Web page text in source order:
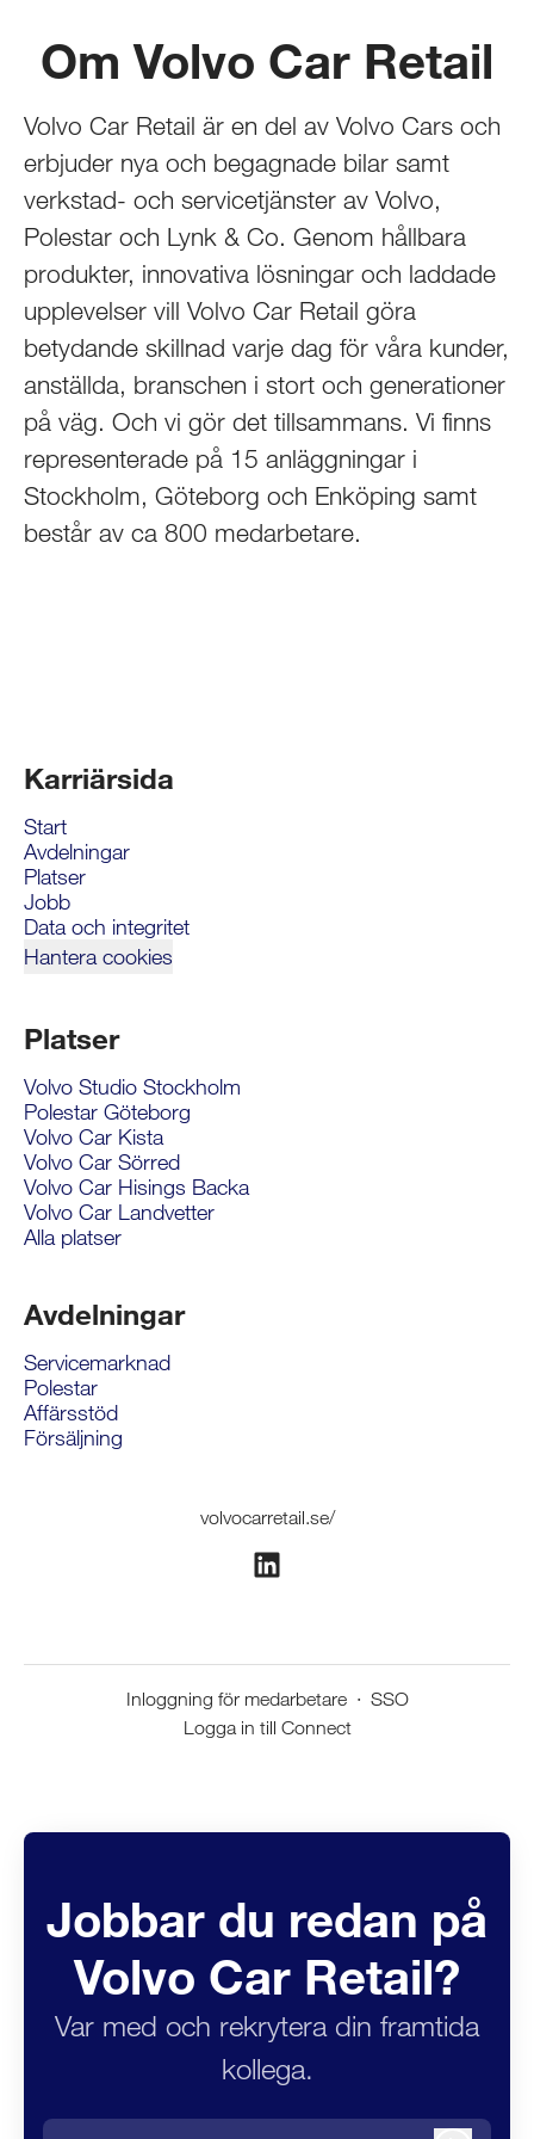
Om Volvo Car Retail
Volvo Car Retail är en del av Volvo Cars och
erbjuder nya och begagnade bilar samt
verkstad- och servicetjänster av Volvo,
Polestar och Lynk & Co. Genom hållbara
produkter, innovativa lösningar och laddade
upplevelser vill Volvo Car Retail göra
betydande skillnad varje dag för våra kunder,
anställda, branschen i stort och generationer
på väg. Och vi gör det tillsammans. Vi finns
representerade på 15 anläggningar i
Stockholm, Göteborg och Enköping samt
består av ca 800 medarbetare.
Karriärsida
Start
Avdelningar
Platser
Jobb
Data och integritet
Hantera cookies
Platser
Volvo Studio Stockholm
Polestar Göteborg
Volvo Car Kista
Volvo Car Sörred
Volvo Car Hisings Backa
Volvo Car Landvetter
Alla platser
Avdelningar
Servicemarknad
Polestar
Affärsstöd
Försäljning
volvocarretail.se/
Inloggning för medarbetare · SSO
Logga in till Connect
Jobbar du redan på
Volvo Car Retail?
Var med och rekrytera din framtida
kollega.